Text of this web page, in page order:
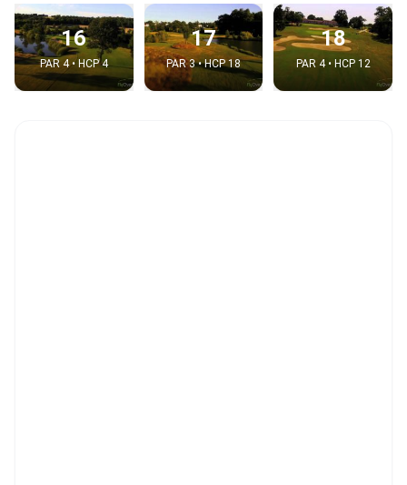
16
PAR 4 • HCP 4
17
PAR 3 • HCP 18
18
PAR 4 • HCP 12